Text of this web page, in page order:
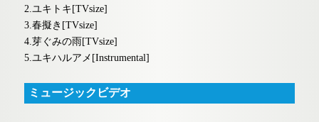
2.ユキトキ[TVsize]
3.春擬き[TVsize]
4.芽ぐみの雨[TVsize]
5.ユキハルアメ[Instrumental]
ミュージックビデオ